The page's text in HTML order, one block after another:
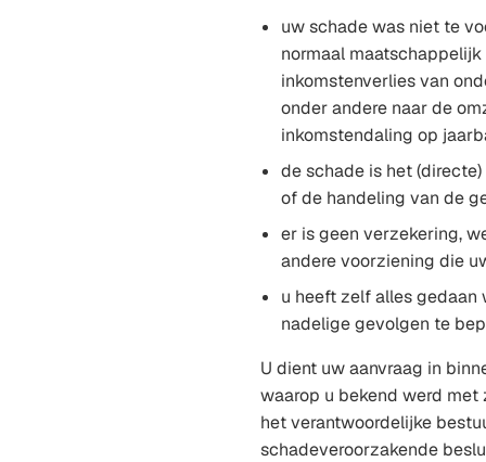
uw schade was niet te
normaal
inkomstenverlies van
onder andere naar de
inkomstendaling op
de schade is het
of de handeling van de
er is geen verzekering,
andere voorziening die
u heeft zelf alles gedaan
nadelige gevolgen te
U dient uw aanvraag in
waarop u bekend werd met
het verantwoordelijke
schadeveroorzakende